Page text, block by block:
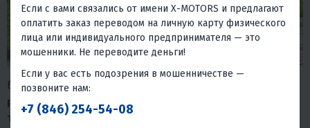
2 июля 2026 Время на прочтение: 4 мин.
PROMAX TOURING PR300 PRO: обзор бюджетного
турэндуро для дальних путешествий
Если с вами связались от имени X-MOTORS и предлагают
оплатить заказ переводом на личную карту физического
лица или индивидуального предпринимателя — это
мошенники. Не переводите деньги!
Если у вас есть подозрения в мошенничестве —
позвоните нам:
+7 (846) 254-54-08